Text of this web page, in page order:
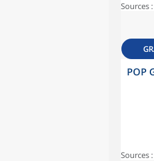
Sources
POP
Sources